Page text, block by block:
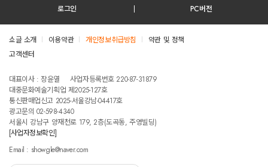
로그인 PC버전
쇼글 소개 이용약관 개인정보취급방침
약관 및 정책
고객센터
대표이사 : 장윤열
사업자등록번호 220-87-31879
대중문화예술기획업 제2025-127호
통신판매업신고 2025-서울강남-04417호
광고문의 02-598-4340
서울시 강남구 양재천로 179, 2층(도곡동, 주영빌딩)
[사업자정보확인]
Email : showgle@naver.com